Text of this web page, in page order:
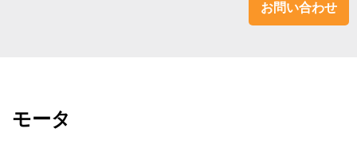
お問い合わせ
モータ